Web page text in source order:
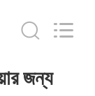
জন্য